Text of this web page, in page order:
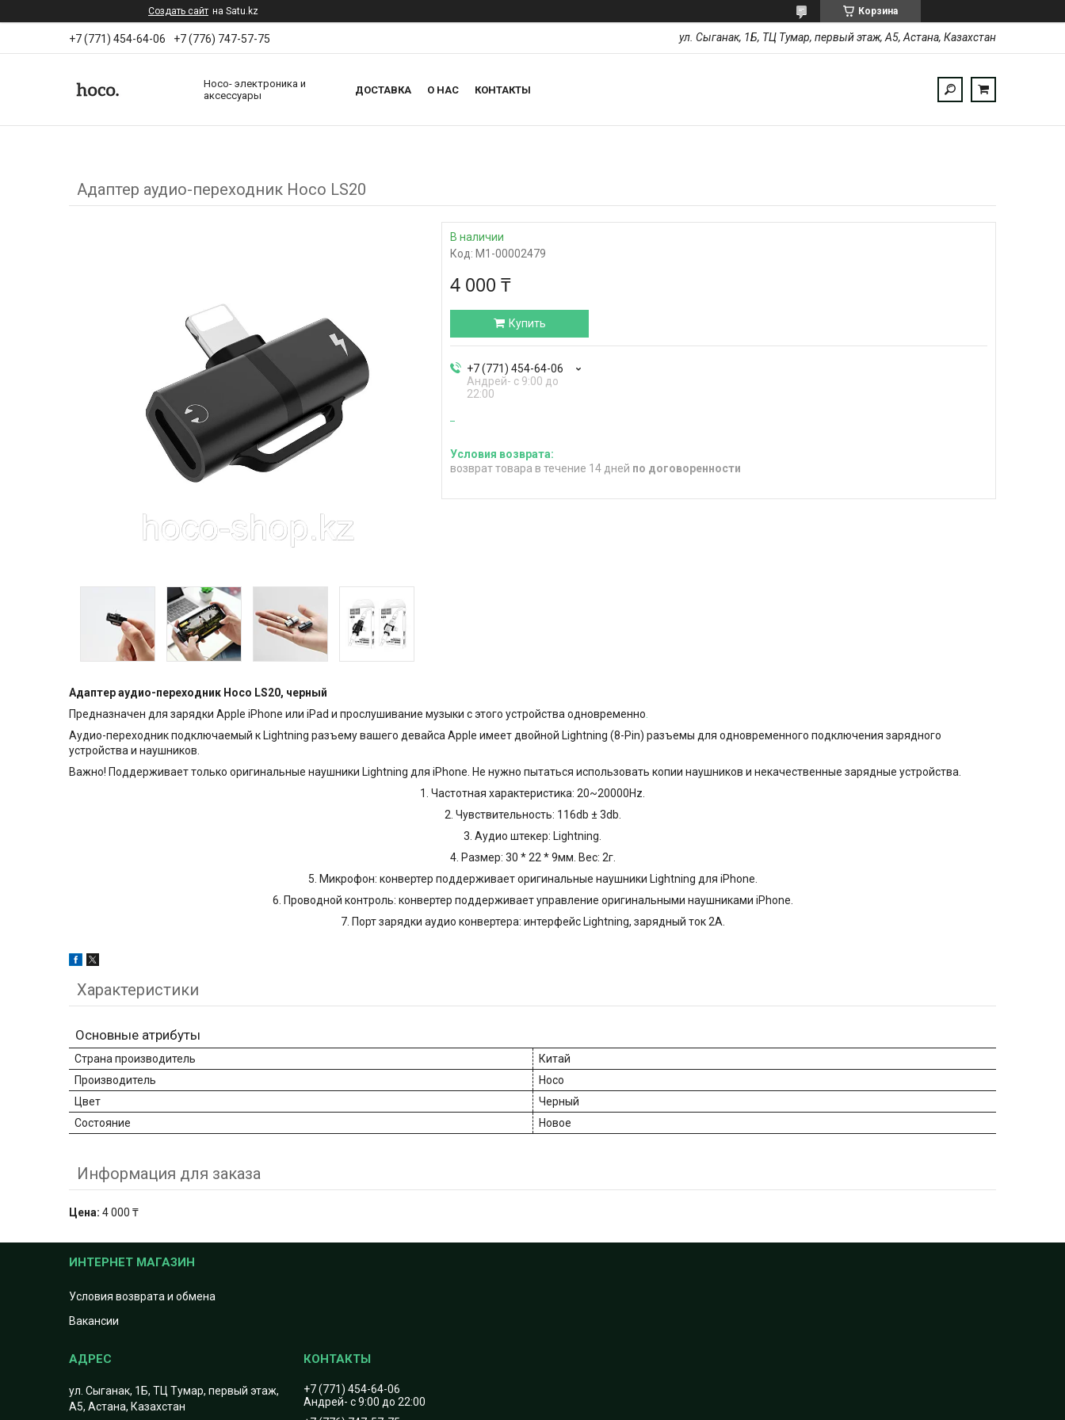
Создать сайт на Satu.kz Корзина
+7 (771) 454-64-06 +7 (776) 747-57-75 ул. Сыганак, 1Б, ТЦ Тумар, первый этаж, А5, Астана, Казахстан
Hoco- электроника и
аксессуары
ДОСТАВКА О НАС КОНТАКТЫ
Адаптер аудио-переходник Hoco LS20
В наличии
Код: М1-00002479
4 000 ₸
Купить
+7 (771) 454-64-06
Андрей- с 9:00 до
22:00
возврат товара в течение 14 дней по договоренности
Адаптер аудио-переходник Hoco LS20, черный
Предназначен для зарядки Apple iPhone или iPad и прослушивание музыки с этого устройства одновременно.
Аудио-переходник подключаемый к Lightning разъему вашего девайса Apple имеет двойной Lightning (8-Pin) разъемы для одновременного подключения зарядного
устройства и наушников.
Важно! Поддерживает только оригинальные наушники Lightning для iPhone. Не нужно пытаться использовать копии наушников и некачественные зарядные устройства.
1. Частотная характеристика: 20~20000Hz.
2. Чувствительность: 116db ± 3db.
3. Аудио штекер: Lightning.
4. Размер: 30 * 22 * 9мм. Вес: 2г.
5. Микрофон: конвертер поддерживает оригинальные наушники Lightning для iPhone.
6. Проводной контроль: конвертер поддерживает управление оригинальными наушниками iPhone.
7. Порт зарядки аудио конвертера: интерфейс Lightning, зарядный ток 2А.
Характеристики
Основные атрибуты
Страна производитель
Китай
Производитель
Hoco
Цвет
Черный
Состояние
Новое
Информация для заказа
Цена: 4 000 ₸
ИНТЕРНЕТ МАГАЗИН
Условия возврата и обмена
Вакансии
ул. Сыганак, 1Б, ТЦ Тумар, первый этаж,
А5, Астана, Казахстан
+7 (771) 454-64-06
Андрей- с 9:00 до 22:00